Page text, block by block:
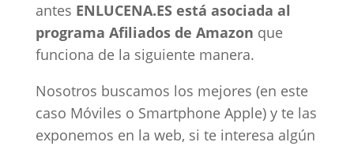
antes ENLUCENA.ES está asociada al
programa Afiliados de Amazon que
funciona de la siguiente manera.
Nosotros buscamos los mejores (en este
caso Móviles o Smartphone Apple) y te las
exponemos en la web, si te interesa algún